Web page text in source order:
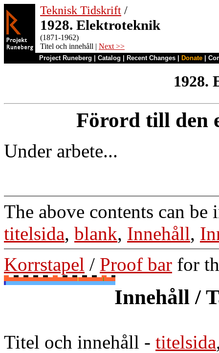
Teknisk Tidskrift /
1928. Elektroteknik
(1871-1962)
Titel och innehåll | Next >>
Project Runeberg Catalog Recent Changes Donate
1928.
Förord till den
Under arbete...
The above contents can be
titelsida, blank, Innehåll,
Korrstapel / Proof bar for
Innehåll /
Titel och innehåll - titelsida